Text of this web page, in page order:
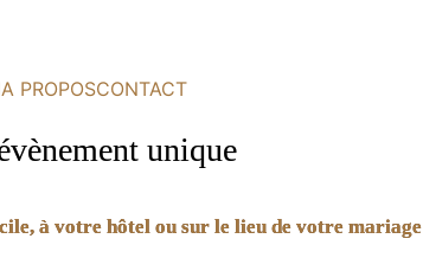
A PROPOSCONTACT
unique
à votre hôtel ou sur le lieu de votre mariage